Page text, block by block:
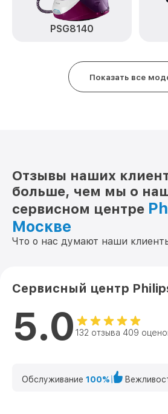
PSG8140
Показать все
Отзывы наших
больше, чем мы о
сервисном центре
Москве
Что о нас думают наши
Сервисный центр
5.0 132 отзыва 409
Обслуживание 100%